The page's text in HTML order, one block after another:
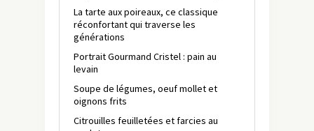
La tarte aux poireaux, ce classique
réconfortant qui traverse les
générations
Portrait Gourmand Cristel : pain au
levain
Soupe de légumes, oeuf mollet et
oignons frits
Citrouilles feuilletées et farcies au